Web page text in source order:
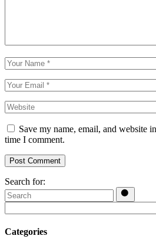
Save my name, email, and website
time I comment.
Post Comment
Search for:
Categories